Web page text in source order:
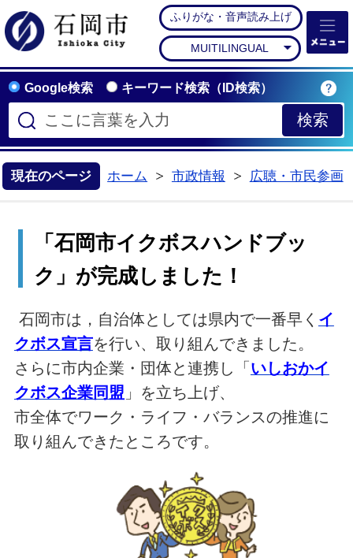
石岡市公式ホームペー
ふりがな・音声読み上げ
MUITILINGUAL
Google検索 キーワード検索（ID検索）
現在のページ ホーム
市政情報
広聴・市民参画
「石岡市イクボスハンドブッ
ク」が完成しました！
石岡市は，自治体としては県内で一番早く イ
クボス宣言を行い、取り組んできました。
さらに市内企業・団体と連携し「いしおかイ
クボス企業同盟 」を立ち上げ、
市全体でワーク・ライフ・バランスの推進に
取り組んできたところです。